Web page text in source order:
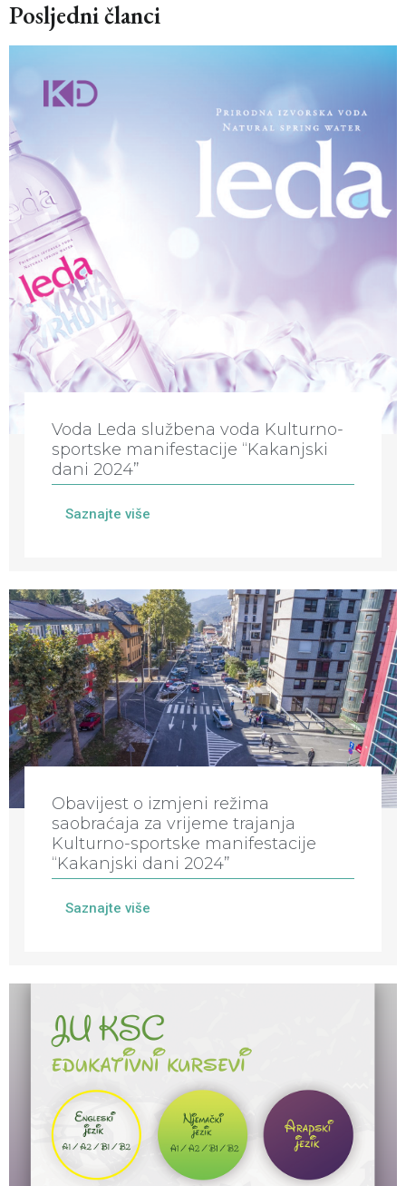
Posljedni članci
Voda Leda službena voda Kulturno-
sportske manifestacije “Kakanjski
dani 2024”
Saznajte više
Obavijest o izmjeni režima
saobraćaja za vrijeme trajanja
Kulturno-sportske manifestacije
“Kakanjski dani 2024”
Saznajte više